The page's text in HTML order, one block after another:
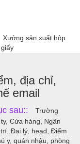
Xưởng sản xuất hộp
địa chỉ,
email
sau::
Trường
Cửa hàng, Ngân
Đại lý, head, Điểm
y, quán nhậu, phòng